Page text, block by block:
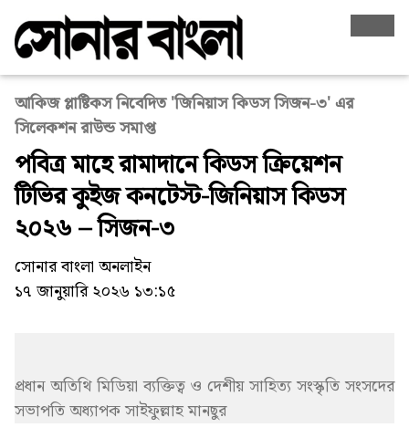
আকিজ প্লাষ্টিকস নিবেদিত 'জিনিয়াস কিডস সিজন-৩' এর
সিলেকশন রাউন্ড সমাপ্ত
পবিত্র মাহে রামাদানে কিডস ক্রিয়েশন
টিভির কুইজ কনটেস্ট-জিনিয়াস কিডস
২০২৬ – সিজন-৩
সোনার বাংলা অনলাইন
১৭ জানুয়ারি ২০২৬ ১৩:১৫
প্রধান অতিথি মিডিয়া ব্যক্তিত্ব ও দেশীয় সাহিত্য সংস্কৃতি সংসদের
সভাপতি অধ্যাপক সাইফুল্লাহ মানছুর